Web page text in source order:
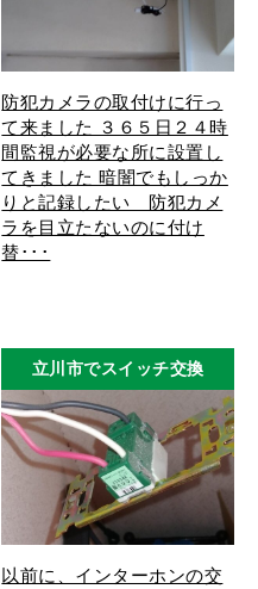
防犯カメラの取付けに行っ
て来ました ３６５日２４時
間監視が必要な所に設置し
てきました 暗闇でもしっか
りと記録したい 防犯カメ
ラを目立たないのに付け
替･･･
立川市でスイッチ交換
以前に、インターホンの交